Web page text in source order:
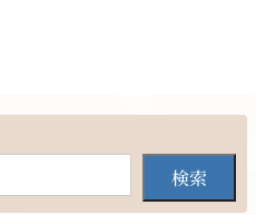
検索